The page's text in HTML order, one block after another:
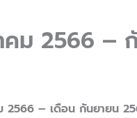
ม 2566 –
2566 – เดือน กันยายน